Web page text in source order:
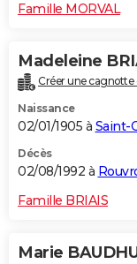
Famille MORVAL
Madeleine
Créer une cagnotte
Naissance
02/01/1905 à Saint-
Décès
02/08/1992 à
Famille BRIAIS
Marie